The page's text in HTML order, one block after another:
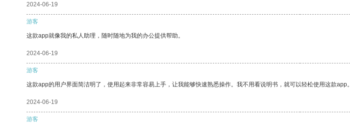
2024-06-19
游客
这款app就像我的私人助理，随时随地为我的办公提供帮助。
2024-06-19
游客
这款app的用户界面简洁明了，使用起来非常容易上手，让我能够快速熟悉操作。我不用看说明书，就可以轻松使用这款app。
2024-06-19
游客